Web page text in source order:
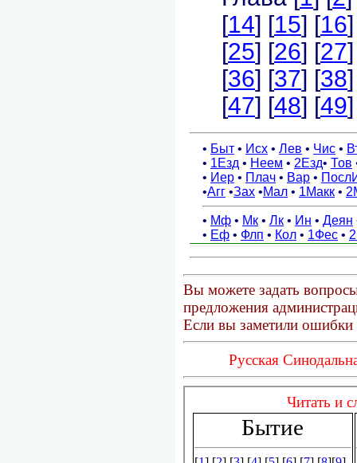
Вы можете задать
предложения
Если вы заметили ошибки
Русская